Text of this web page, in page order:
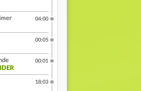
04:00
00:05
00:01
18:03